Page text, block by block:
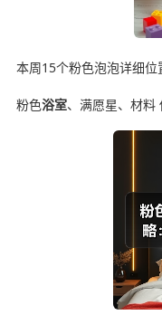
本周15个粉色泡泡详细位
粉色浴室、满愿星、材料